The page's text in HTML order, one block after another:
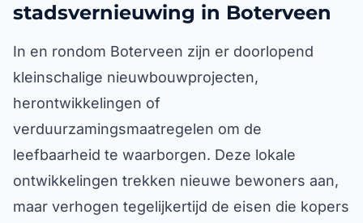
stadsvernieuwing in Boterveen
In en rondom Boterveen zijn er doorlopend
kleinschalige nieuwbouwprojecten,
herontwikkelingen of
verduurzamingsmaatregelen om de
leefbaarheid te waarborgen. Deze lokale
ontwikkelingen trekken nieuwe bewoners aan,
maar verhogen tegelijkertijd de eisen die kopers